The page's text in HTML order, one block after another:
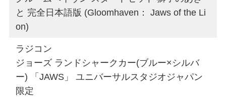
と 完全日本語版 (Gloomhaven： Jaws of the Li
on)
ラジコン
ジョーズ ランドシャークカー(ブルー×シルバ
ー) 「JAWS」 ユニバーサルスタジオジャパン
限定